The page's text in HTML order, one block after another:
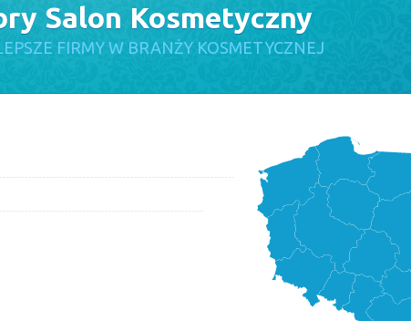
Salon Kosmetyczny
FIRMY W BRANŻY KOSMETYCZNEJ